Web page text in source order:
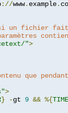
://www. example.
un fichier
">
que
>
} -gt 9 && %{